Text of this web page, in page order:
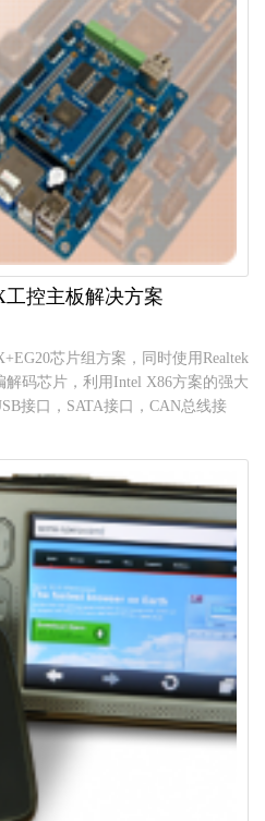
工控主板解决方案
芯片组方案，同时使用Realtek
解码芯片，利用Intel X86方案的强大
接口，SATA接口，CAN总线接